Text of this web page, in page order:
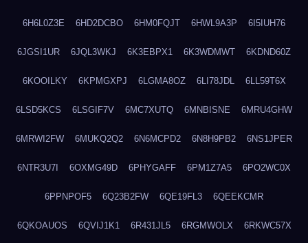
6H6L0Z3E 6HD2DCBO 6HM0FQJT 6HWL9A3P 6I5IUH76
6JGSI1UR 6JQL3WKJ 6K3EBPX1 6K3WDMWT 6KDND60Z
6KOOILKY 6KPMGXPJ 6LGMA8OZ 6LI78JDL 6LL59T6X
6LSD5KCS 6LSGIF7V 6MC7XUTQ 6MNBISNE 6MRU4GHW
6MRWI2FW 6MUKQ2Q2 6N6MCPD2 6N8H9PB2 6NS1JPER
6NTR3U7I 6OXMG49D 6PHYGAFF 6PM1Z7A5 6PO2WC0X
6PPNPOF5 6Q23B2FW 6QE19FL3 6QEEKCMR
6QKOAUOS 6QVIJ1K1 6R431JL5 6RGMWOLX 6RKWC57X